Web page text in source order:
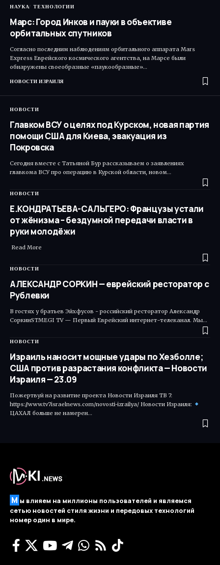
НАУКА ТЕХНОЛОГИИ
Марс: Город Инков и пауки в объективе
орбитальных спутников
Согласно последним наблюдениям орбитального аппарата Mars
Express Еврейского космического агентства, на Марсе были
обнаружены своеобразные «паукообразные»…
НОВОСТИ ИЗРАИЛЯ
НОВОСТИ
Главком ВСУ о целях под Курском, новая партия
помощи США для Киева, эвакуация из
Покровска
Сегодня вместе с Татьяной Бур рассказываем о заявлениях
главкома ВСУ про операцию в Курской области, новом…
НОВОСТИ
Е.КОНДРАТЬЕВА-САЛЬГЕРО: Французы устали
от жёнизма – бездумной передачи власти в
руки молодёжи
Read More ​
НОВОСТИ
АЛЕКСАНДР СОРКИН — еврейский ресторатор с
Рублевки
В гостях у братьев Эйхфусов - российский ресторатор Александр
СоркинSTMEGI TV — Первый Еврейский интернет-телеканал. Мы…
НОВОСТИ
Израиль наносит мощные удары по Хезболле;
США против разрастания конфликта — Новости
Израиля — 23.09
Пожертвуй на развитие проекта Новости Израиля ТВ 7:
https://www.tv7israelnews.com/novosti-izrailya/ Новости Израиля:
ЦАХАЛ больше не намерен…
М ы влияем на миллионы пользователей и являемся
сетью новостей стиля жизни и передовых технологий
номер один в мире.